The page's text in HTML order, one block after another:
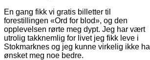
En gang fikk vi gratis billetter til
forestillingen «Ord for blod», og den
opplevelsen rørte meg dypt. Jeg har vært
utrolig takknemlig for livet jeg fikk leve i
Stokmarknes og jeg kunne virkelig ikke ha
ønsket meg noe bedre.